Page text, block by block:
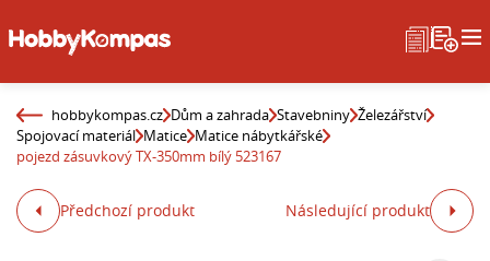
hobbykompas.cz Dům a zahrada Stavebniny Železářství
Spojovací materiál Matice Matice nábytkářské
pojezd zásuvkový TX-350mm bílý 523167
Předchozí produkt Následující produkt